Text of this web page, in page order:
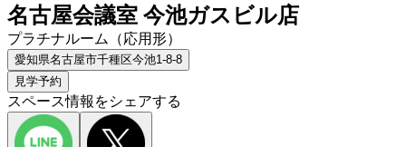
名古屋会議室 今池ガスビル店
プラチナルーム（応用形）
愛知県名古屋市千種区今池1-8-8
見学予約
スペース情報をシェアする